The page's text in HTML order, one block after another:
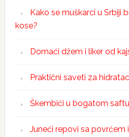
Kako se muškarci u Srbiji
kose?
Domaći džem i liker od
Praktični saveti za
Škembići u bogatom
Juneći repovi sa povrćem